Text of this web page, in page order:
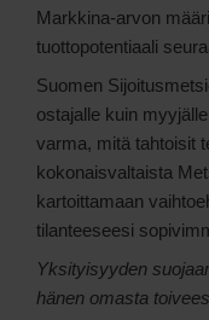
Markkina-arvon
tuottopotentiaali
Suomen
ostajalle kuin
varma, mitä tahtoisit
kokonaisvaltaista
kartoittamaan
tilanteeseesi
Yksityisyyden
hänen omasta